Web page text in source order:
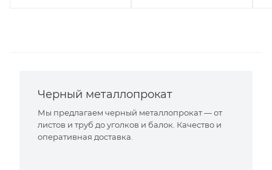
Черный металлопрокат
Мы предлагаем черный металлопрокат — от
листов и труб до уголков и балок. Качество и
оперативная доставка.